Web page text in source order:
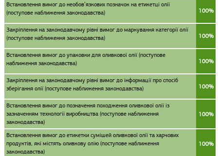
Встановлення вимог до необов’язкових позначок на етикетці олії
(поступове наближення законодавства)
100%
Закріплення на законодавчому рівні вимог до маркування категорії олії
(поступове наближення законодавства)
100%
Встановлення вимог до упаковки для оливкової олії (поступове
наближення законодавства)
100%
Закріплення на законодавчому рівні вимог до інформації про спосіб
зберігання олії (поступове наближення законодавства)
100%
Встановлення вимог до позначення походження оливкової олії із
зазначенням технології виробництва (поступове наближення
законодавства)
100%
Встановлення вимог до етикетки сумішей оливкової олії та харчових
продуктів, які містять оливкову олію (поступове наближення
законодавства)
100%